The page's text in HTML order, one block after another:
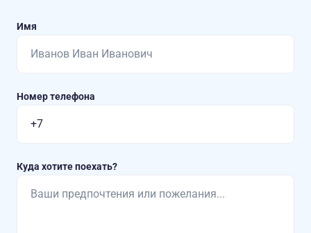
Имя
Номер телефона
Куда хотите поехать?